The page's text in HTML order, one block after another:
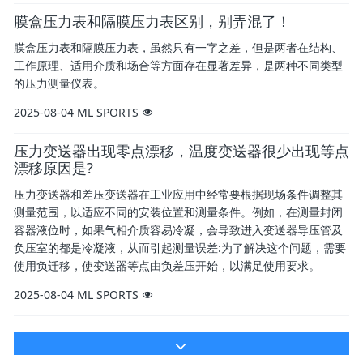
膜盒压力表和隔膜压力表区别，别弄混了！
膜盒压力表和隔膜压力表，虽然只有一字之差，但是两者在结构、
工作原理、适用介质和场合等方面存在显著差异，是两种不同类型
的压力测量仪表。
2025-08-04 ML SPORTS
压力变送器出现零点漂移，温度变送器很少出现等点
漂移原因是?
压力变送器和差压变送器在工业应用中经常要根据现场条件调整其
测量范围，以适应不同的安装位置和测量条件。例如，在测量封闭
容器液位时，如果气相介质容易冷凝，会导致进入变送器导压管及
负压室的都是冷凝液，从而引起测量误差:为了解决这个问题，需要
使用负迁移，使变送器等点由负差压开始，以满足使用要求。
2025-08-04 ML SPORTS